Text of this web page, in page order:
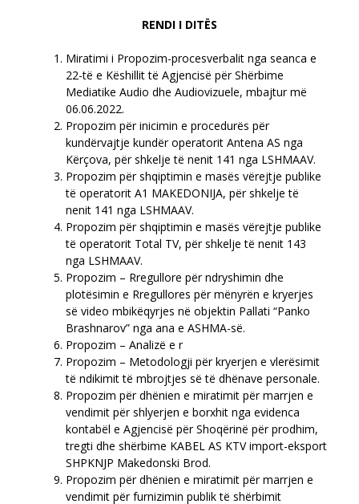
RENDI I DITËS
Miratimi i Propozim-procesverbalit nga seanca e
22-të e Këshillit të Agjencisë për Shërbime
Mediatike Audio dhe Audiovizuele, mbajtur më
06.06.2022.
Propozim për inicimin e procedurës për
kundërvajtje kundër operatorit Antena AS nga
Kërçova, për shkelje të nenit 141 nga LSHMAAV.
Propozim për shqiptimin e masës vërejtje publike
të operatorit A1 MAKEDONIJA, për shkelje të
nenit 141 nga LSHMAAV.
Propozim për shqiptimin e masës vërejtje publike
të operatorit Total TV, për shkelje të nenit 143
nga LSHMAAV.
Propozim – Rregullore për ndryshimin dhe
plotësimin e Rregullores për mënyrën e kryerjes
së video mbikëqyrjes në objektin Pallati “Panko
Brashnarov” nga ana e ASHMA-së.
Propozim – Analizë e r
Propozim – Metodologji për kryerjen e vlerësimit
të ndikimit të mbrojtjes së të dhënave personale.
Propozim për dhënien e miratimit për marrjen e
vendimit për shlyerjen e borxhit nga evidenca
kontabël e Agjencisë për Shoqërinë për prodhim,
tregti dhe shërbime KABEL AS KTV import-eksport
SHPKNJP Makedonski Brod.
Propozim për dhënien e miratimit për marrjen e
vendimit për furnizimin publik të shërbimit